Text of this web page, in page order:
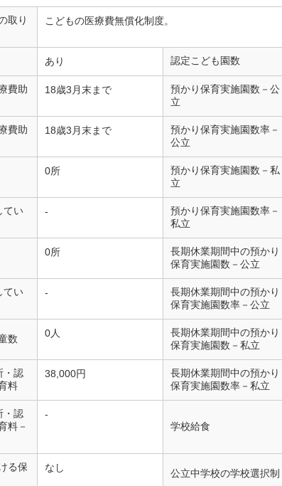
取り
こどもの医療費無償化制度。
あり 認定こども園数
費助
18歳3月末まで
預かり保育実施園数－公
立
費助
18歳3月末まで
預かり保育実施園数率－
公立
0所
預かり保育実施園数－私
立
てい
-
預かり保育実施園数率－
私立
0所
長期休業期間中の預かり
保育実施園数－公立
てい
-
長期休業期間中の預かり
保育実施園数率－公立
数 0人
長期休業期間中の預かり
保育実施園数－私立
・認
料
38,000円
長期休業期間中の預かり
保育実施園数率－私立
・認
料－
-
学校給食
る保
なし 公立中学校の学校選択制